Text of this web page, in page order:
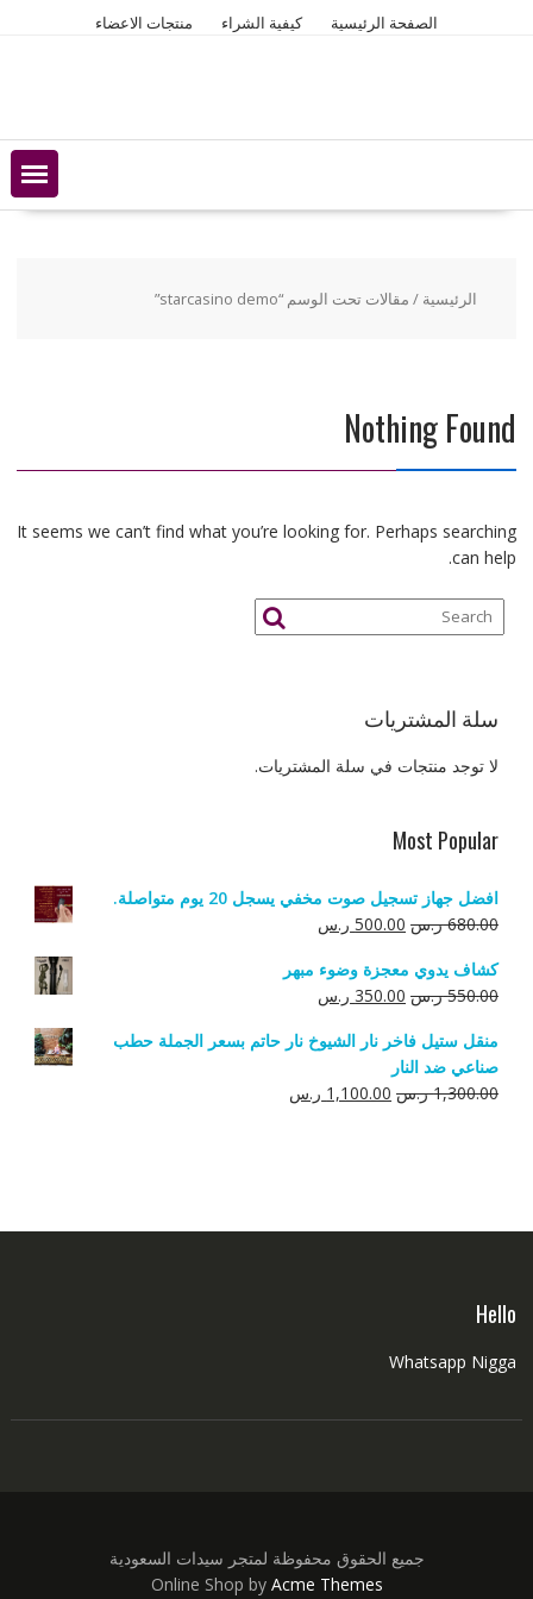
الصفحة الرئيسية كيفية الشراء منتجات الاعضاء
الرئيسية / مقالات تحت الوسم “starcasino demo”
Nothing Found
It seems we can’t find what you’re looking for. Perhaps searching
can help.
سلة المشتريات
لا توجد منتجات في سلة المشتريات.
Most Popular
افضل جهاز تسجيل صوت مخفي يسجل 20 يوم متواصلة.
680.00 ر.س السعر
هو:
680.00 ر.س.
500.00 ر.سالسعر
هو:
500.00 ر.س.
كشاف يدوي معجزة وضوء مبهر
550.00 ر.س السعر
هو:
550.00 ر.س.
350.00 ر.سالسعر
هو:
منقل ستيل فاخر نار الشيوخ نار حاتم بسعر الجملة حطب
صناعي ضد النار
1,300.00 ر.س السعر
1,100.00 ر.سالسعر
Hello
Whatsapp Nigga
جميع الحقوق محفوظة لمتجر سيدات السعودية
Online Shop by Acme Themes